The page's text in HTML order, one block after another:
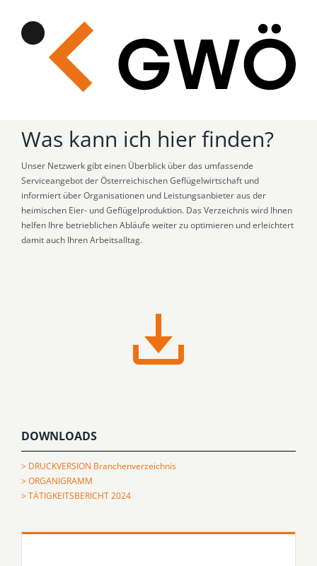
springen
Was kann ich hier finden?
Unser Netzwerk gibt einen Überblick über das umfassende
Serviceangebot der Österreichischen Geflügelwirtschaft und
informiert über Organisationen und Leistungsanbieter aus der
heimischen Eier- und Geflügelproduktion. Das Verzeichnis wird Ihnen
helfen Ihre betrieblichen Abläufe weiter zu optimieren und erleichtert
damit auch Ihren Arbeitsalltag.
DOWNLOADS
> DRUCKVERSION Branchenverzeichnis
> ORGANIGRAMM
> TÄTIGKEITSBERICHT 2024